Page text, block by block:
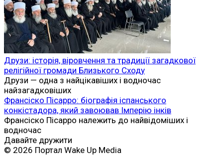
Друзи: історія, віровчення та традиції загадкової
релігійної громади Близького Сходу
Друзи — одна з найцікавіших і водночас
найзагадковіших
Франсіско Пісарро: біографія іспанського
конкістадора, який завоював Імперію інків
Франсіско Пісарро належить до найвідоміших і
водночас
Давайте дружити
© 2026 Портал Wake Up Media